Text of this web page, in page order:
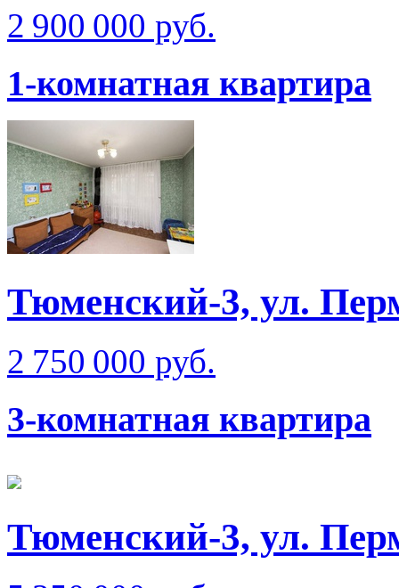
2 900 000 руб.
1-комнатная квартира
Тюменский-3, ул.
2 750 000 руб.
3-комнатная квартира
Тюменский-3, ул.